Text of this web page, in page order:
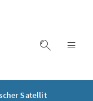
Suche
Satellit